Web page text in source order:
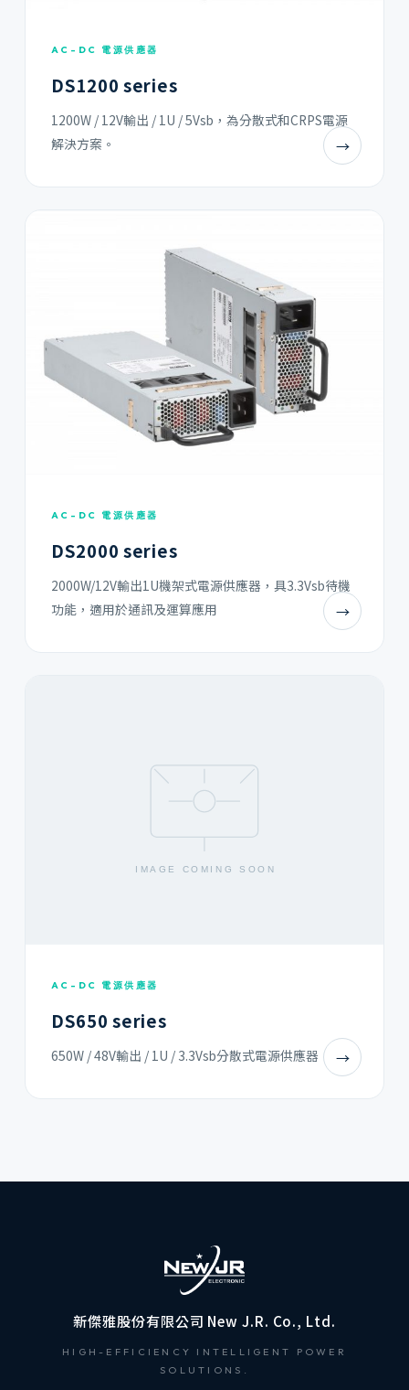
AC-DC 電源供應器
DS1200 series
1200W / 12V輸出 / 1U / 5Vsb，為分散式和CRPS電源
解決方案。
→
AC-DC 電源供應器
DS2000 series
2000W/12V輸出1U機架式電源供應器，具3.3Vsb待機
功能，適用於通訊及運算應用
→
AC-DC 電源供應器
DS650 series
650W / 48V輸出 / 1U / 3.3Vsb分散式電源供應器 →
新傑雅股份有限公司 New J.R. Co., Ltd.
HIGH-EFFICIENCY INTELLIGENT POWER
SOLUTIONS.